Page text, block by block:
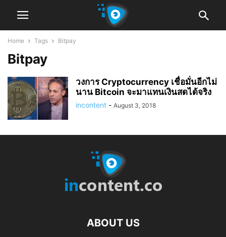
Home Tags Bitpay
Bitpay
วงการ Cryptocurrency เชื่อมั่นอีกไม่
นาน Bitcoin จะมาแทนเงินสดได้จริง
incontent - August 3, 2018
ABOUT US